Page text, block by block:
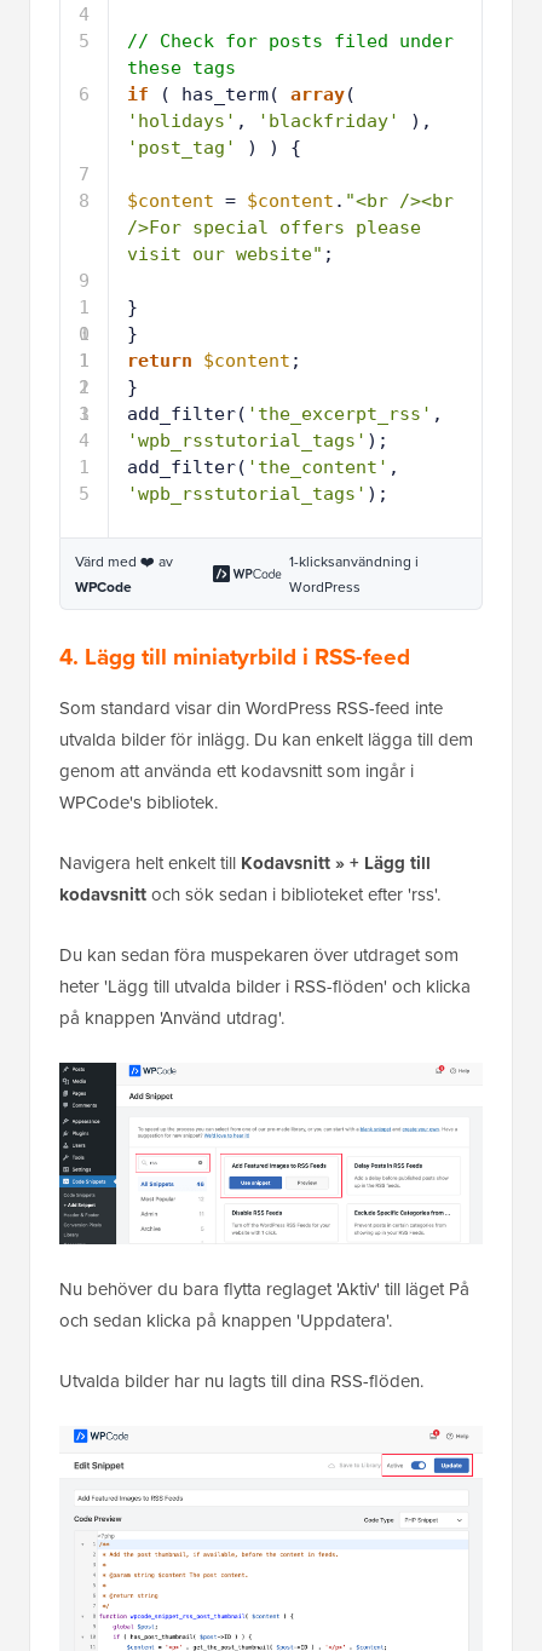
4
5
6
7
8
9
1
0
1
1
1
2
1
3
1
4
1
5
// Check for posts filed under
these tags
if
( has_term( array
'holidays' , 'blackfriday'
'post_tag'
) ) {
$content = $content . "<br /><br
/>For special offers please
visit our website" ;
}
}
return
$content ;
}
add_filter( 'the_excerpt_rss'
'wpb_rsstutorial_tags' );
add_filter( 'the_content'
'wpb_rsstutorial_tags' );
Värd med ❤️ av
WPCode
1-klicksanvändning i
WordPress
4. Lägg till miniatyrbild i RSS-feed
Som standard visar din WordPress RSS-feed inte
utvalda bilder för inlägg. Du kan enkelt lägga till dem
genom att använda ett kodavsnitt som ingår i
WPCode's bibliotek.
Navigera helt enkelt till Kodavsnitt » + Lägg till
kodavsnittoch sök sedan i biblioteket efter 'rss'.
Du kan sedan föra muspekaren över utdraget som
heter 'Lägg till utvalda bilder i RSS-flöden' och klicka
på knappen 'Använd utdrag'.
Nu behöver du bara flytta reglaget 'Aktiv' till läget På
och sedan klicka på knappen 'Uppdatera'.
Utvalda bilder har nu lagts till dina RSS-flöden.